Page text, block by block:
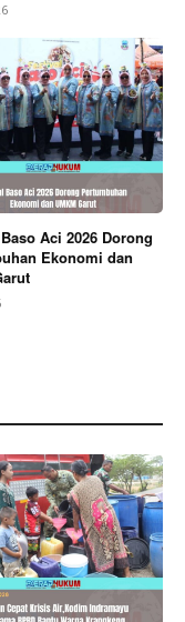
Aci 2026 Dorong
Ekonomi dan